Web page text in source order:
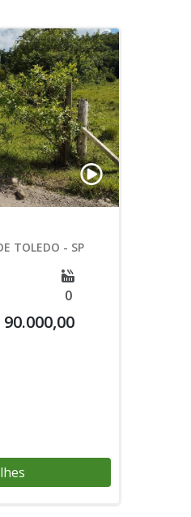
TOLEDO - SP
0
90.000,00